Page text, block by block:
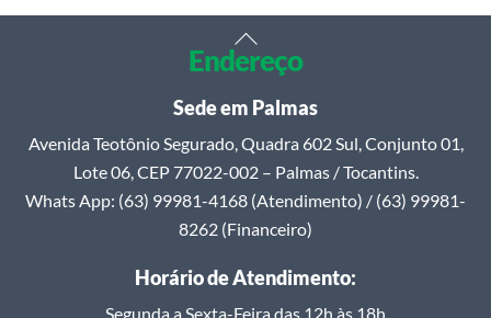
Back
To
Top
Endereço
Sede em Palmas
Avenida Teotônio Segurado, Quadra 602 Sul, Conjunto 01,
Lote 06, CEP 77022-002 – Palmas / Tocantins.
Whats App: (63) 99981-4168 (Atendimento) / (63) 99981-
8262 (Financeiro)
Horário de Atendimento:
Segunda a Sexta-Feira das 12h às 18h